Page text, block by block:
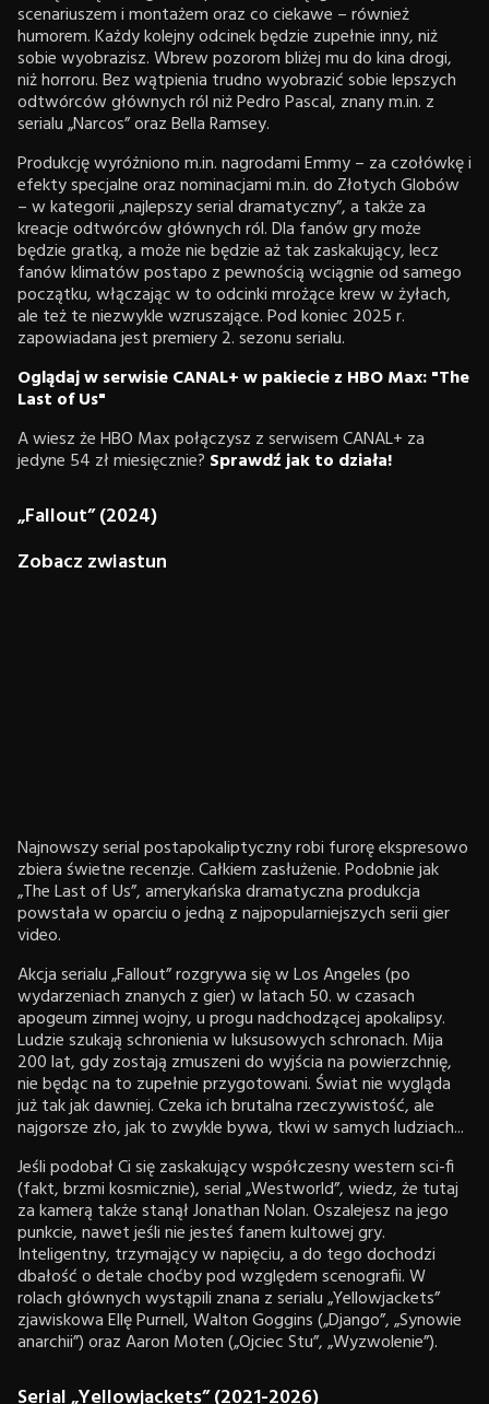
scenariuszem i montażem oraz co ciekawe – również
humorem. Każdy kolejny odcinek będzie zupełnie inny, niż
sobie wyobrazisz. Wbrew pozorom bliżej mu do kina drogi,
niż horroru. Bez wątpienia trudno wyobrazić sobie lepszych
odtwórców głównych ról niż Pedro Pascal, znany m.in. z
serialu „Narcos” oraz Bella Ramsey.
Produkcję wyróżniono m.in. nagrodami Emmy – za czołówkę i
efekty specjalne oraz nominacjami m.in. do Złotych Globów
– w kategorii „najlepszy serial dramatyczny”, a także za
kreacje odtwórców głównych ról. Dla fanów gry może
będzie gratką, a może nie będzie aż tak zaskakujący, lecz
fanów klimatów postapo z pewnością wciągnie od samego
początku, włączając w to odcinki mrożące krew w żyłach,
ale też te niezwykle wzruszające. Pod koniec 2025 r.
zapowiadana jest premiery 2. sezonu serialu.
Oglądaj w serwisie CANAL+ w pakiecie z HBO Max: "The
Last of Us"
A wiesz że HBO Max połączysz z serwisem CANAL+ za
jedyne 54 zł miesięcznie? Sprawdź jak to działa!
„Fallout” (2024)
Zobacz zwiastun
Najnowszy serial postapokaliptyczny robi furorę ekspresowo
zbiera świetne recenzje. Całkiem zasłużenie. Podobnie jak
„The Last of Us”, amerykańska dramatyczna produkcja
powstała w oparciu o jedną z najpopularniejszych serii gier
video.
Akcja serialu „Fallout” rozgrywa się w Los Angeles (po
wydarzeniach znanych z gier) w latach 50. w czasach
apogeum zimnej wojny, u progu nadchodzącej apokalipsy.
Ludzie szukają schronienia w luksusowych schronach. Mija
200 lat, gdy zostają zmuszeni do wyjścia na powierzchnię,
nie będąc na to zupełnie przygotowani. Świat nie wygląda
już tak jak dawniej. Czeka ich brutalna rzeczywistość, ale
najgorsze zło, jak to zwykle bywa, tkwi w samych ludziach...
Jeśli podobał Ci się zaskakujący współczesny western sci-fi
(fakt, brzmi kosmicznie), serial „Westworld”, wiedz, że tutaj
za kamerą także stanął Jonathan Nolan. Oszalejesz na jego
punkcie, nawet jeśli nie jesteś fanem kultowej gry.
Inteligentny, trzymający w napięciu, a do tego dochodzi
dbałość o detale choćby pod względem scenografii. W
rolach głównych wystąpili znana z serialu „Yellowjackets”
zjawiskowa Ellę Purnell, Walton Goggins („Django”, „Synowie
anarchii”) oraz Aaron Moten („Ojciec Stu”, „Wyzwolenie”).